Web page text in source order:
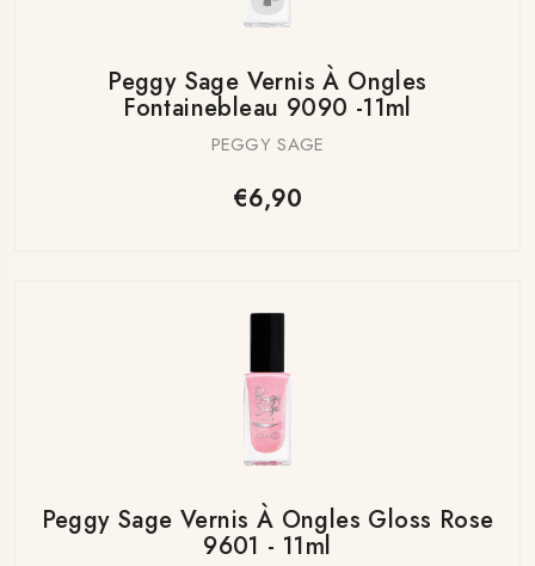
Peggy Sage Vernis À Ongles
Fontainebleau 9090 -11ml
PEGGY SAGE
€6,90
Peggy Sage Vernis À Ongles Gloss Rose
9601 - 11ml